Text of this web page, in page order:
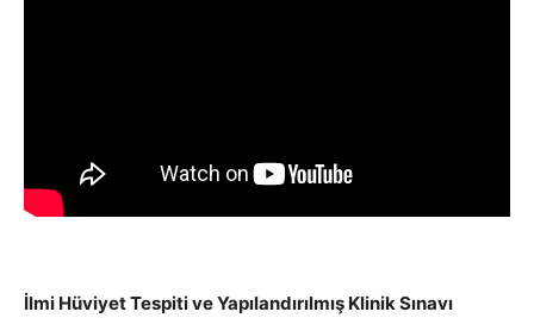
İlmi Hüviyet Tespiti ve Yapılandırılmış Klinik Sınavı